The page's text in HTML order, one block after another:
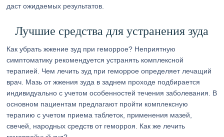
даст ожидаемых результатов.
Лучшие средства для устранения зуда
Как убрать жжение зуд при геморрое? Неприятную
симптоматику рекомендуется устранять комплексной
терапией. Чем лечить зуд при геморрое определяет лечащий
врач. Мазь от жжения зуда в заднем проходе подбирается
индивидуально с учетом особенностей течения заболевания. В
основном пациентам предлагают пройти комплексную
терапию с учетом приема таблеток, применения мазей,
свечей, народных средств от геморроя. Как же лечить